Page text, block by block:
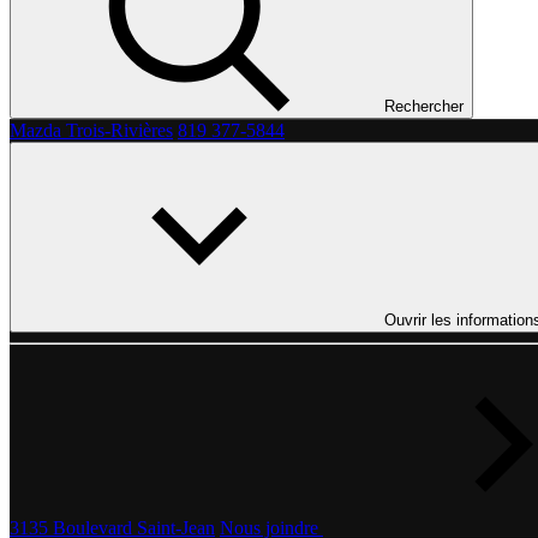
Rechercher
Mazda Trois-Rivières 819 377-5844
Ouvrir les
3135 Boulevard Saint-Jean Nous joindre